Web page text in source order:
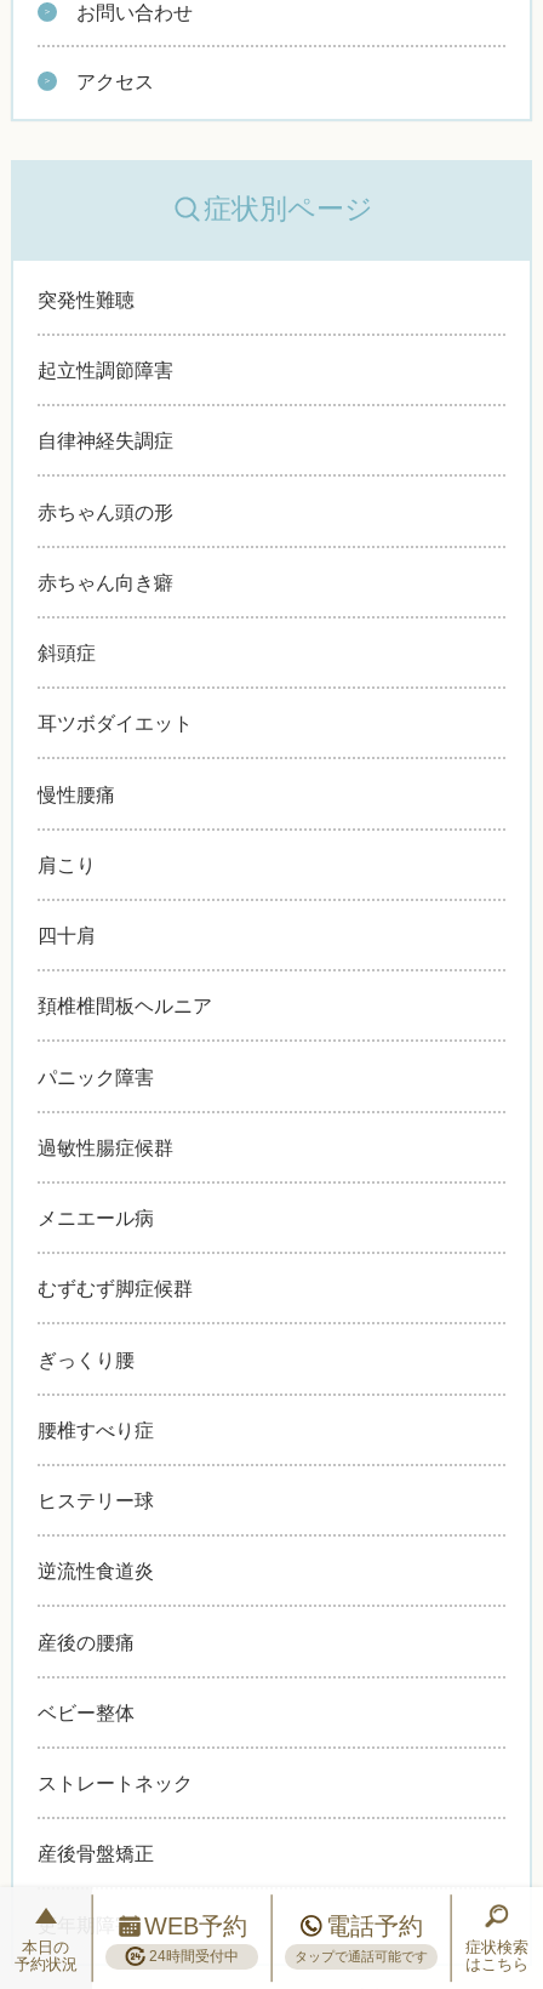
お問い合わせ
アクセス
症状別ページ
突発性難聴
起立性調節障害
自律神経失調症
赤ちゃん頭の形
赤ちゃん向き癖
斜頭症
耳ツボダイエット
慢性腰痛
肩こり
四十肩
頚椎椎間板ヘルニア
パニック障害
過敏性腸症候群
メニエール病
むずむず脚症候群
ぎっくり腰
腰椎すべり症
ヒステリー球
逆流性食道炎
産後の腰痛
ベビー整体
ストレートネック
産後骨盤矯正
更年期障害
本日の
予約状況
WEB予約
24時間受付中
電話予約
タップで通話可能です
症状検索
はこちら